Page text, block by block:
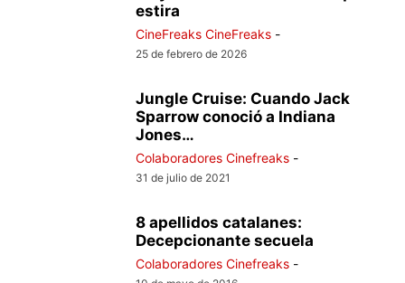
estira
CineFreaks CineFreaks -
25 de febrero de 2026
Jungle Cruise: Cuando Jack
Sparrow conoció a Indiana
Jones…
Colaboradores Cinefreaks -
31 de julio de 2021
8 apellidos catalanes:
Decepcionante secuela
Colaboradores Cinefreaks -